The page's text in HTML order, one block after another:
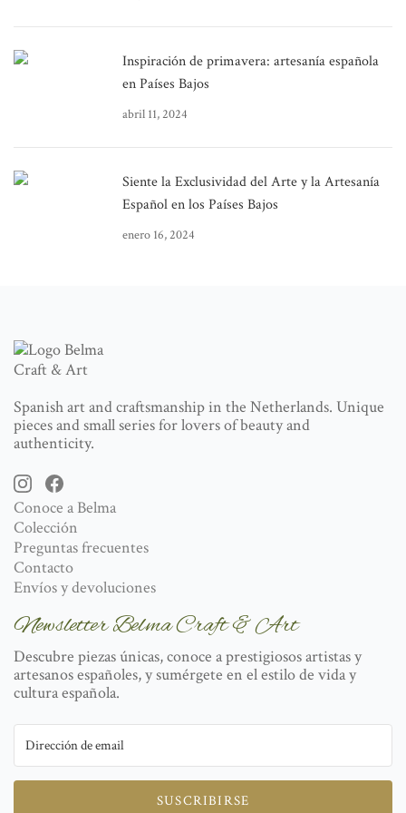
Inspiración de primavera: artesanía española
en Países Bajos
abril 11, 2024
Siente la Exclusividad del Arte y la Artesanía
Español en los Países Bajos
enero 16, 2024
Spanish art and craftsmanship in the Netherlands. Unique
pieces and small series for lovers of beauty and
authenticity.
Conoce a Belma
Colección
Preguntas frecuentes
Contacto
Envíos y devoluciones
Newsletter Belma Craft & Art
Descubre piezas únicas, conoce a prestigiosos artistas y
artesanos españoles, y sumérgete en el estilo de vida y
cultura española.
SUSCRIBIRSE